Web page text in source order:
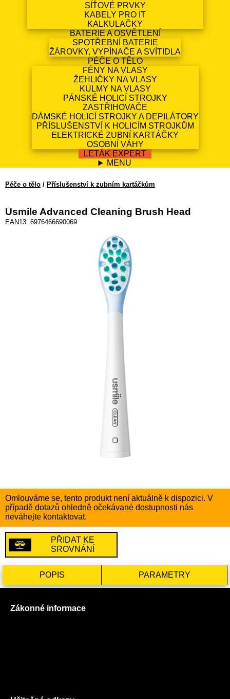
SÍŤOVÉ PRVKY
KABELY PRO IT
KALKULAČKY
BATERIE A OSVĚTLENÍ
SPOTŘEBNÍ BATERIE
ŽÁROVKY, VYPÍNAČE A SVÍTIDLA
PÉČE O TĚLO
FÉNY NA VLASY
ŽEHLIČKY NA VLASY
KULMY NA VLASY
PÁNSKÉ HOLICÍ STROJKY
ZASTŘIHOVAČE
DÁMSKÉ HOLICÍ STROJKY A DEPILÁTORY
PŘÍSLUŠENSTVÍ K HOLICÍM STROJKŮM
ELEKTRICKÉ ZUBNÍ KARTÁČKY
OSOBNÍ VÁHY
LETÁK EXPERT
MENU
Péče o tělo / Příslušenství k zubním kartáčkům
Usmile Advanced Cleaning Brush Head
EAN13: 6976466690069
Omlouváme se, tento produkt není aktuálně k dispozici. V
případě dotazů ohledně očekávané dostupnosti nás
neváhejte kontaktovat.
PŘIDAT KE
SROVNÁNÍ
POPIS PARAMETRY
Zákonné informace